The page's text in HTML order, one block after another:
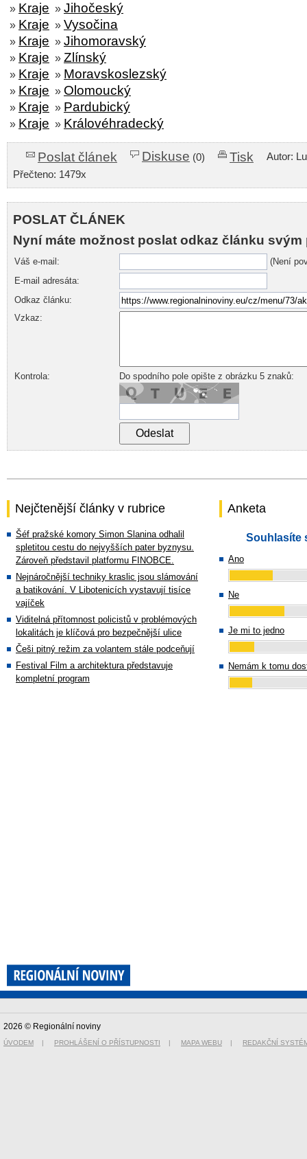
» Kraje » Jihočeský
» Kraje » Vysočina
» Kraje » Jihomoravský
» Kraje » Zlínský
» Kraje » Moravskoslezský
» Kraje » Olomoucký
» Kraje » Pardubický
» Kraje » Královéhradecký
Poslat článek Diskuse (0) Tisk
Autor:
Přečteno: 1479x
POSLAT ČLÁNEK
Nyní máte možnost poslat odkaz článku svým
Váš e-mail:
(Není
E-mail adresáta:
Odkaz článku:
Vzkaz:
Kontrola: Do spodního pole opište z obrázku 5 znaků:
Nejčtenější články v rubrice
Šéf pražské komory Simon Slanina odhalil
spletitou cestu do nejvyšších pater byznysu.
Zároveň představil platformu FINOBCE.
Nejnáročnější techniky kraslic jsou slámování
a batikování. V Libotenicích vystavují tisíce
vajíček
Viditelná přítomnost policistů v problémových
lokalitách je klíčová pro bezpečnější ulice
Češi pitný režim za volantem stále podceňují
Festival Film a architektura představuje
kompletní program
Anketa
Souhlasíte
Ano
Ne
Je mi to jedno
Nemám k tomu
2026 © Regionální noviny
ÚVODEM | PROHLÁŠENÍ O PŘÍSTUPNOSTI | MAPA WEBU | REDAKČNÍ